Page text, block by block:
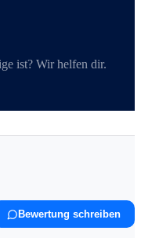
ist? Wir helfen dir.
Bewertung schreiben